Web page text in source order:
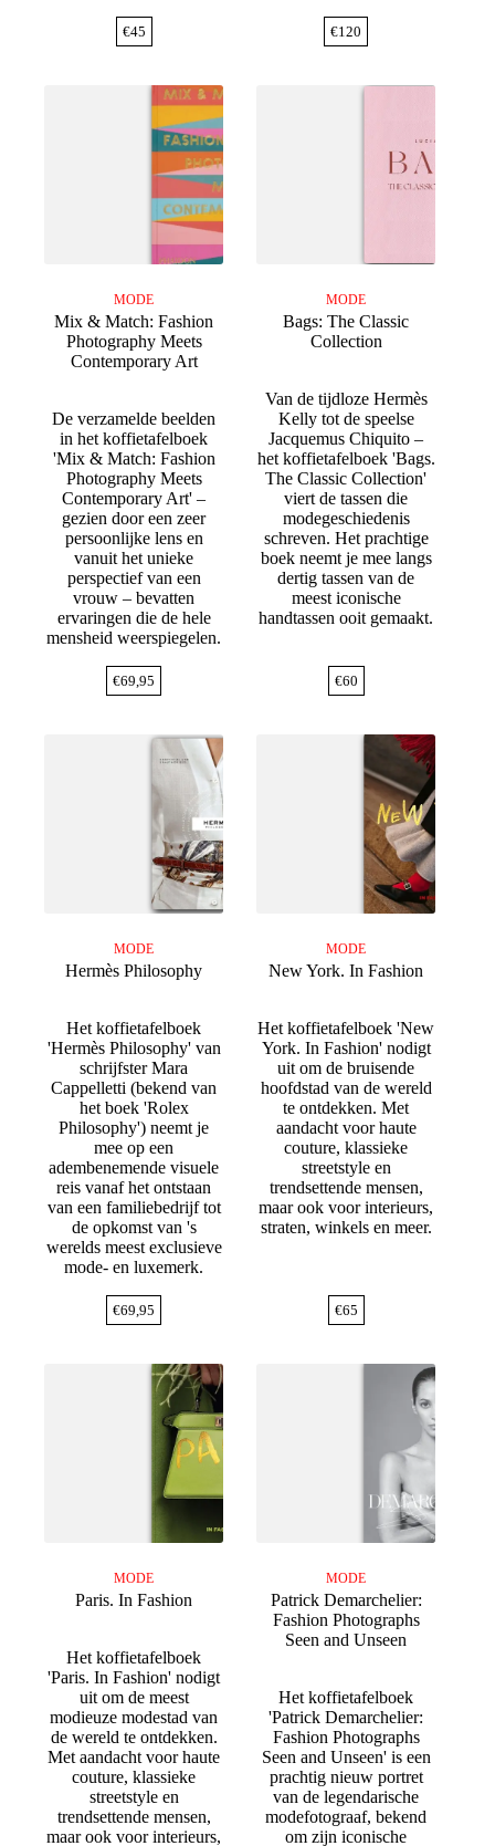
€45 €120
MODE
Mix & Match: Fashion
Photography Meets
Contemporary Art
De verzamelde beelden
in het koffietafelboek
'Mix & Match: Fashion
Photography Meets
Contemporary Art' –
gezien door een zeer
persoonlijke lens en
vanuit het unieke
perspectief van een
vrouw – bevatten
ervaringen die de hele
mensheid weerspiegelen.
€69,95
MODE
Bags: The Classic
Collection
Van de tijdloze Hermès
Kelly tot de speelse
Jacquemus Chiquito –
het koffietafelboek 'Bags.
The Classic Collection'
viert de tassen die
modegeschiedenis
schreven. Het prachtige
boek neemt je mee langs
dertig tassen van de
meest iconische
handtassen ooit gemaakt.
€60
MODE
Hermès Philosophy
Het koffietafelboek
'Hermès Philosophy' van
schrijfster Mara
Cappelletti (bekend van
het boek 'Rolex
Philosophy') neemt je
mee op een
adembenemende visuele
reis vanaf het ontstaan
van een familiebedrijf tot
de opkomst van 's
werelds meest exclusieve
mode- en luxemerk.
€69,95
MODE
New York. In Fashion
Het koffietafelboek 'New
York. In Fashion' nodigt
uit om de bruisende
hoofdstad van de wereld
te ontdekken. Met
aandacht voor haute
couture, klassieke
streetstyle en
trendsettende mensen,
maar ook voor interieurs,
straten, winkels en meer.
€65
MODE
Paris. In Fashion
Het koffietafelboek
'Paris. In Fashion' nodigt
uit om de meest
modieuze modestad van
de wereld te ontdekken.
Met aandacht voor haute
couture, klassieke
streetstyle en
trendsettende mensen,
maar ook voor interieurs,
MODE
Patrick Demarchelier:
Fashion Photographs
Seen and Unseen
Het koffietafelboek
'Patrick Demarchelier:
Fashion Photographs
Seen and Unseen' is een
prachtig nieuw portret
van de legendarische
modefotograaf, bekend
om zijn iconische